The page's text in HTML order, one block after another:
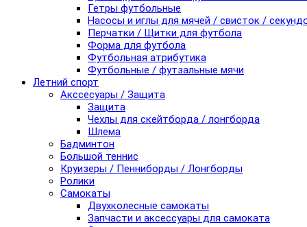
Гетры футбольные
Насосы и иглы для мячей / свисток /
Перчатки / Щитки для футбола
Форма для футбола
Футбольная атрибутика
Футбольные / футзальные мячи
Летний спорт
Акссесуары / Защита
Защита
Чехлы для скейтборда / лонгборда
Шлема
Бадминтон
Большой теннис
Круизеры / Пенниборды / Лонгборды
Ролики
Самокаты
Двухколесные самокаты
Запчасти и аксессуары для самоката